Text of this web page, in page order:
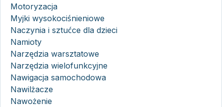
Motoryzacja
Myjki wysokociśnieniowe
Naczynia i sztućce dla dzieci
Namioty
Narzędzia warsztatowe
Narzędzia wielofunkcyjne
Nawigacja samochodowa
Nawilżacze
Nawożenie